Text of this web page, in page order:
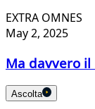
EXTRA OMNES
May 2, 2025
Ma davvero il
Ascolta